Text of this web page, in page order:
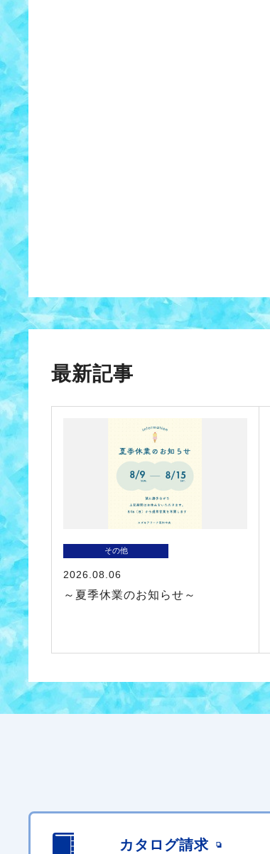
最新記事
その他
2026.08.06
～夏季休業のお知らせ～
カタログ請求